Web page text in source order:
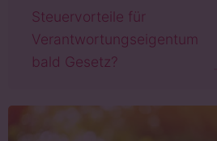
Steuervorteile für
Verantwortungseigentum
bald Gesetz?